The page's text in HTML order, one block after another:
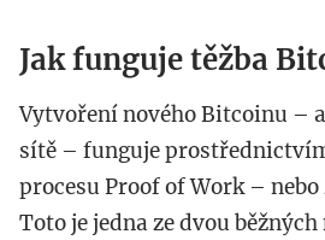
Jak funguje těžba
Vytvoření nového Bitcoinu –
sítě – funguje
procesu Proof of Work – nebo
Toto je jedna ze dvou